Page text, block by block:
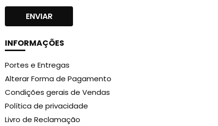
INFORMAÇÕES
Portes e Entregas
Alterar Forma de Pagamento
Condições gerais de Vendas
Política de privacidade
Livro de Reclamação